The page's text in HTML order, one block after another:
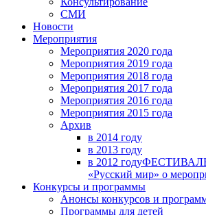
СМИ
Новости
Мероприятия
Мероприятия 2020 года
Мероприятия 2019 года
Мероприятия 2018 годa
Мероприятия 2017 года
Мероприятия 2016 года
Мероприятия 2015 года
Архив
в 2014 году
в 2013 году
в 2012 годуФЕСТИВАЛЬ
«Русский мир» о
Конкурсы и программы
Анонсы конкурсов и
Программы для детей